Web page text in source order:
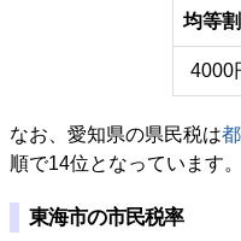
均等
4000
なお、愛知県の県民税は
順で14位となっています。
東海市の市民税率